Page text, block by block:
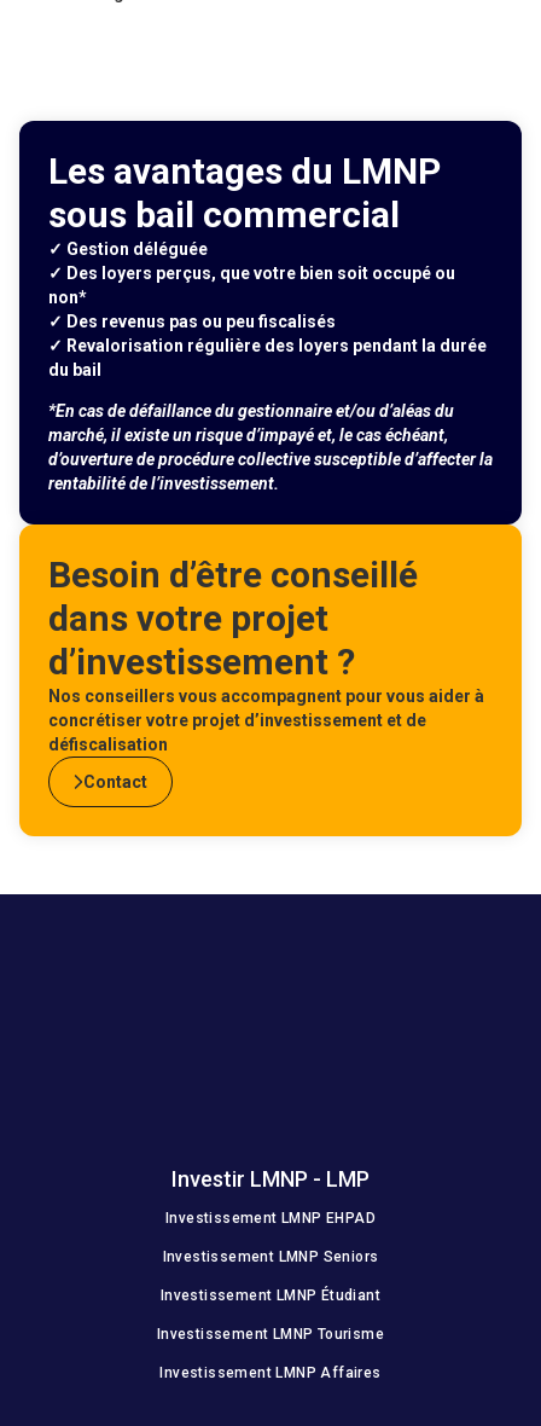
Les avantages du LMNP
sous bail commercial
✓ Gestion déléguée
✓ Des loyers perçus, que votre bien soit occupé ou
non*
✓ Des revenus pas ou peu fiscalisés
✓ Revalorisation régulière des loyers pendant la durée
du bail
*En cas de défaillance du gestionnaire et/ou d’aléas du
marché, il existe un risque d’impayé et, le cas échéant,
d’ouverture de procédure collective susceptible d’affecter la
rentabilité de l’investissement.
Besoin d’être conseillé
dans votre projet
d’investissement ?
Nos conseillers vous accompagnent pour vous aider à
concrétiser votre projet d’investissement et de
défiscalisation
Contact
Investir LMNP - LMP
Investissement LMNP EHPAD
Investissement LMNP Seniors
Investissement LMNP Étudiant
Investissement LMNP Tourisme
Investissement LMNP Affaires